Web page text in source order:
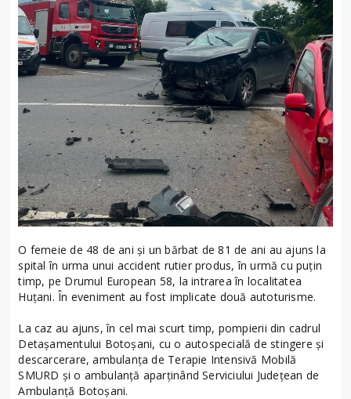
O femeie de 48 de ani și un bărbat de 81 de ani au ajuns la
spital în urma unui accident rutier produs, în urmă cu puțin
timp, pe Drumul European 58, la intrarea în localitatea
Huțani. În eveniment au fost implicate două autoturisme.
La caz au ajuns, în cel mai scurt timp, pompierii din cadrul
Detașamentului Botoșani, cu o autospecială de stingere și
descarcerare, ambulanța de Terapie Intensivă Mobilă
SMURD și o ambulanță aparținând Serviciului Județean de
Ambulanță Botoșani.